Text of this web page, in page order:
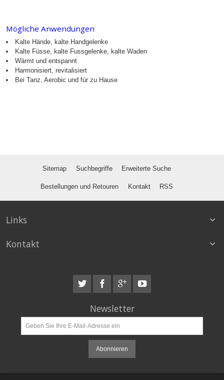
Mögliche Anwendungen
Kalte Hände, kalte Handgelenke
Kalte Füsse, kalte Fussgelenke, kalte Waden
Wärmt und entspannt
Harmonisiert, revitalisiert
Bei Tanz, Aerobic und für zu Hause
Sitemap Suchbegriffe Erweiterte Suche
Bestellungen und Retouren Kontakt RSS
Links
Kontakt
Newsletter
Abonnieren